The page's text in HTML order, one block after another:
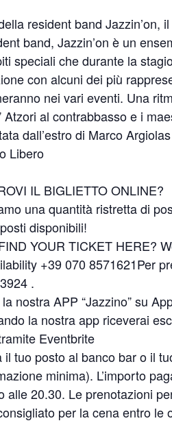
resident band Jazzin’on,
band, Jazzin’on è un
speciali che durante la
con alcuni dei più
nei vari eventi. Una
Atzori al contrabbasso e i
dall’estro di Marco
Libero
IL BIGLIETTO ONLINE?
una quantità ristretta di
disponibili!
YOUR TICKET HERE?
+39 070 8571621Per
.
nostra APP “Jazzino” su
la nostra app riceverai
Eventbrite
il tuo posto al banco bar o il
minima). L’importo
alle 20.30. Le prenotazioni
per la cena entro le